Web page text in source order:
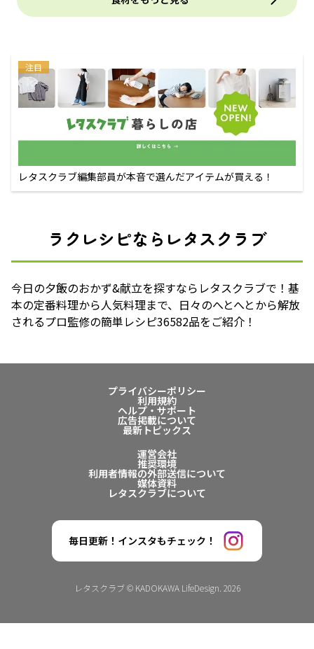
注目
レタスクラブ編集部員が本音で選んだアイテムが買える！
ラクレシピならレタスクラブ
今日の夕飯のおかず&献立を探すならレタスクラブで！基
本の定番料理から人気料理まで、日々のへとへとから解放
されるプロ監修の簡単レシピ36582品をご紹介！
プライバシーポリシー
利用規約
ヘルプ・サポート
広告掲載について
最新トピックス
運営会社
推奨環境
利用者情報の外部送信について
媒体資料
レタスクラブについて
毎日更新！インスタもチェック！
レタスクラブ © KADOKAWA LifeDesign. 2026